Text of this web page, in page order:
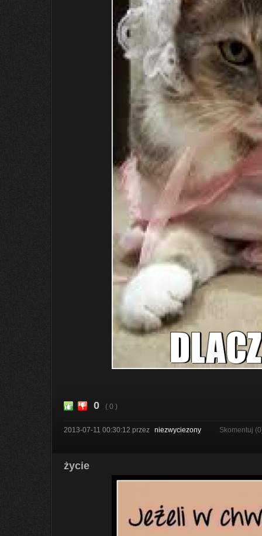
0 ( 0 )
2013-07-11 00:30:12 przez niezwyciezony Skomentuj
życie